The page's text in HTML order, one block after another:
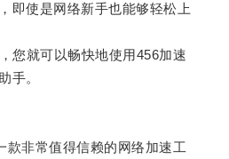
即使是网络新手也能够轻松上
就可以畅快地使用456加速
手。
非常值得信赖的网络加速工